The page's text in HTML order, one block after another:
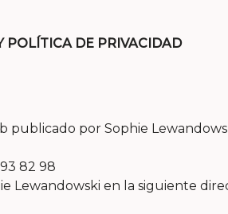
POLÍTICA DE PRIVACIDAD
publicado por Sophie
82 98
Lewandowski en la siguiente